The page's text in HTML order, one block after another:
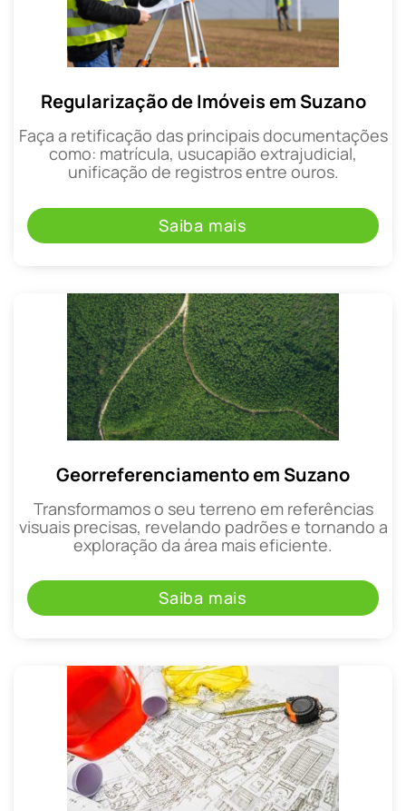
Regularização de Imóveis em Suzano
Faça a retificação das principais documentações
como: matrícula, usucapião extrajudicial,
unificação de registros entre ouros.
Saiba mais
Georreferenciamento em Suzano
Transformamos o seu terreno em referências
visuais precisas, revelando padrões e tornando a
exploração da área mais eficiente.
Saiba mais